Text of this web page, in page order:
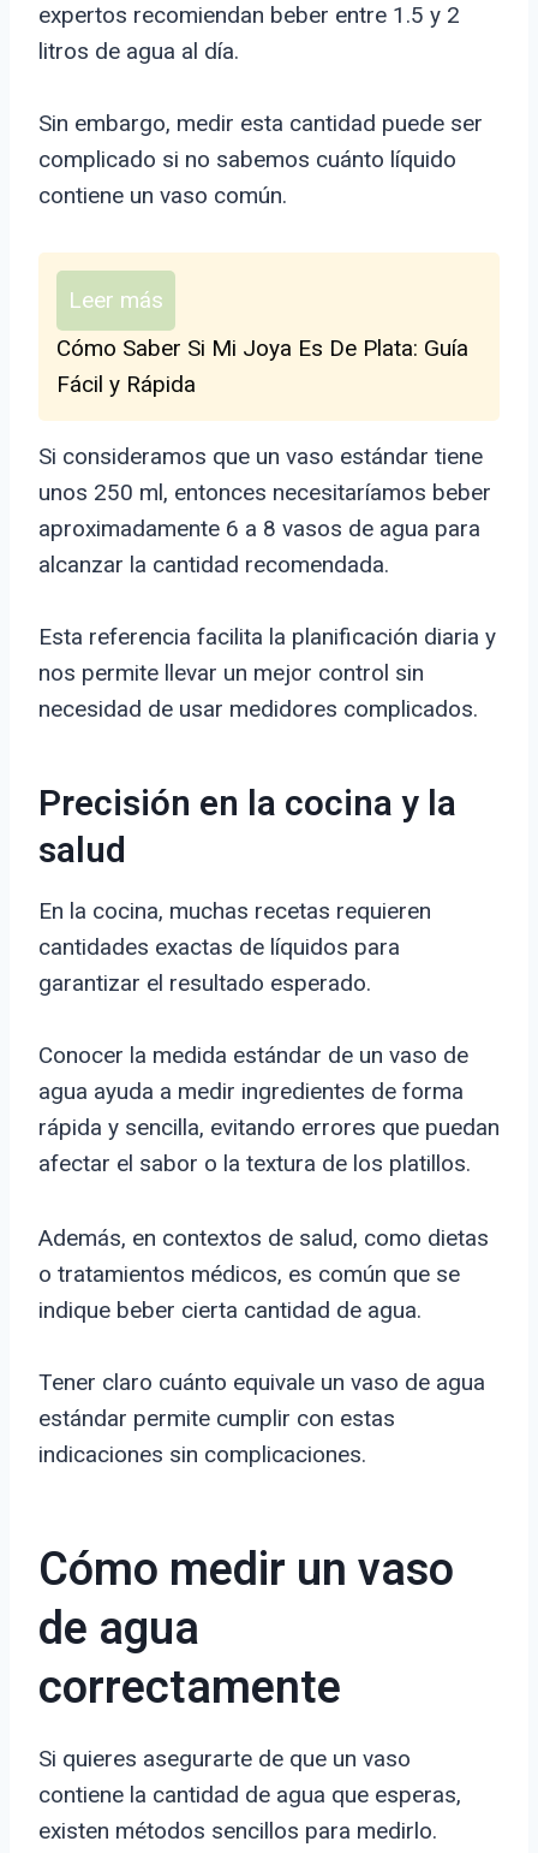
expertos recomiendan beber entre 1.5 y 2
litros de agua al día.
Sin embargo, medir esta cantidad puede ser
complicado si no sabemos cuánto líquido
contiene un vaso común.
Leer más
Cómo Saber Si Mi Joya Es De Plata: Guía
Fácil y Rápida
Si consideramos que un vaso estándar tiene
unos 250 ml, entonces necesitaríamos beber
aproximadamente 6 a 8 vasos de agua para
alcanzar la cantidad recomendada.
Esta referencia facilita la planificación diaria y
nos permite llevar un mejor control sin
necesidad de usar medidores complicados.
Precisión en la cocina y la
salud
En la cocina, muchas recetas requieren
cantidades exactas de líquidos para
garantizar el resultado esperado.
Conocer la medida estándar de un vaso de
agua ayuda a medir ingredientes de forma
rápida y sencilla, evitando errores que puedan
afectar el sabor o la textura de los platillos.
Además, en contextos de salud, como dietas
o tratamientos médicos, es común que se
indique beber cierta cantidad de agua.
Tener claro cuánto equivale un vaso de agua
estándar permite cumplir con estas
indicaciones sin complicaciones.
Cómo medir un vaso
de agua
correctamente
Si quieres asegurarte de que un vaso
contiene la cantidad de agua que esperas,
existen métodos sencillos para medirlo.